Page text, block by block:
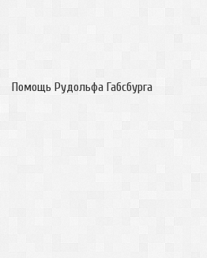
Помощь Рудольфа Габсбурга